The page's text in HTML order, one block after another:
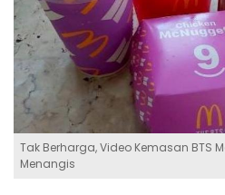
Tak Berharga, Video Kemasan BTS
Menangis